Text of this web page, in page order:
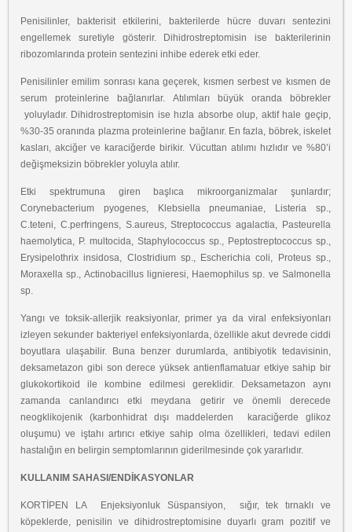
Penisilinler, bakterisit etkilerini, bakterilerde hücre duvarı sentezini
engellemek suretiyle gösterir. Dihidrostreptomisin ise bakterilerinin
ribozomlarında protein sentezini inhibe ederek etki eder.
Penisilinler emilim sonrası kana geçerek, kısmen serbest ve kısmen de
serum proteinlerine bağlanırlar. Atılımları büyük oranda böbrekler
yoluyladır. Dihidrostreptomisin ise hızla absorbe olup, aktif hale geçip,
%30-35 oranında plazma proteinlerine bağlanır. En fazla, böbrek, iskelet
kasları, akciğer ve karaciğerde birikir. Vücuttan atılımı hızlıdır ve %80’i
değişmeksizin böbrekler yoluyla atılır.
Etki spektrumuna giren başlıca mikroorganizmalar şunlardır;
Corynebacterium pyogenes, Klebsiella pneumaniae, Listeria sp.,
C.teteni, C.perfringens, S.aureus, Streptococcus agalactia, Pasteurella
haemolytica, P. multocida, Staphylococcus sp., Peptostreptococcus sp.,
Erysipelothrix insidosa, Clostridium sp., Escherichia coli, Proteus sp.,
Moraxella sp., Actinobacillus lignieresi, Haemophilus sp. ve Salmonella
sp.
Yangı ve toksik-allerjik reaksiyonlar, primer ya da viral enfeksiyonları
izleyen sekunder bakteriyel enfeksiyonlarda, özellikle akut devrede ciddi
boyutlara ulaşabilir. Buna benzer durumlarda, antibiyotik tedavisinin,
deksametazon gibi son derece yüksek antienflamatuar etkiye sahip bir
glukokortikoid ile kombine edilmesi gereklidir. Deksametazon aynı
zamanda canlandırıcı etki meydana getirir ve önemli derecede
neogklikojenik (karbonhidrat dışı maddelerden karaciğerde glikoz
oluşumu) ve iştahı artırıcı etkiye sahip olma özellikleri, tedavi edilen
hastalığın en belirgin semptomlarının giderilmesinde çok yararlıdır.
KULLANIM SAHASI/ENDİKASYONLAR
KORTİPEN LA Enjeksiyonluk Süspansiyon, sığır, tek tırnaklı ve
köpeklerde, penisilin ve dihidrostreptomisine duyarlı gram pozitif ve